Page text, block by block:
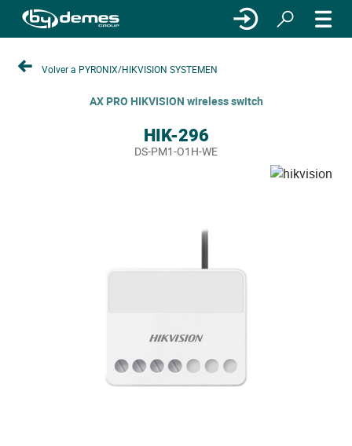
Volver a PYRONIX/HIKVISION SYSTEMEN
AX PRO HIKVISION wireless switch
HIK-296
DS-PM1-O1H-WE